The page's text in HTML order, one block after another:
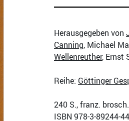
Herausgegeben von
Canning, Michael
Wellenreuther, Ernst
Reihe: Göttinger
240 S., franz.
ISBN 978-3-89244-